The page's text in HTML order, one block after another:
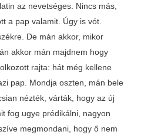
az nevetséges. Nincs más,
a pap valamit. Úgy is vót.
De mán akkor, mikor
akkor mán majdnem hogy
rajta: hát még kellene
pap. Mondja oszten, mán bele
nézték, várták, hogy az új
fog ugye prédikálni, nagyon
megmondani, hogy ő nem